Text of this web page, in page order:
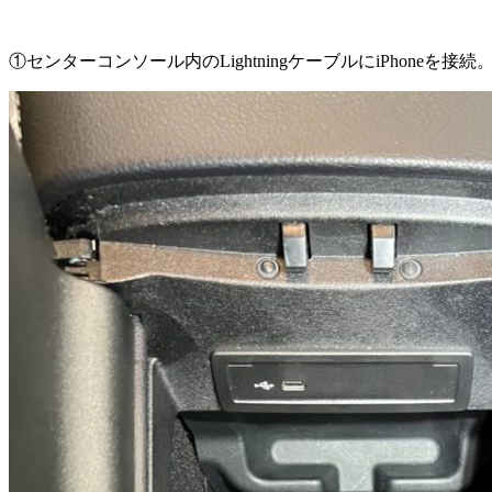
①センターコンソール内のLightningケーブルにiPhoneを接続